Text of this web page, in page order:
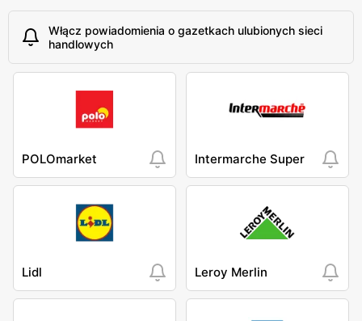
Włącz powiadomienia o gazetkach ulubionych sieci
handlowych
POLOmarket Intermarche Super
Lidl Leroy Merlin